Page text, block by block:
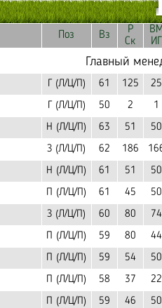
Поз Вз
Р
Ск
ИГ
Главный
Г (Л/Ц/П) 61 125 25
Г (Л/Ц/П) 50 2 1
Н (Л/Ц/П) 63 51 50
З (Л/Ц/П) 62 186
Н (Л/Ц/П) 61 51 50
П (Л/Ц/П) 61 45 50
З (Л/Ц/П) 60 80 74
П (Л/Ц/П) 59 80 44
П (Л/Ц/П) 59 54 50
П (Л/Ц/П) 58 37 22
П (Л/Ц/П) 59 46 50